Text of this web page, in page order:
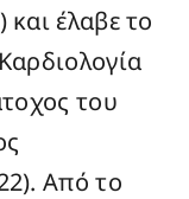
και έλαβε το
του
Από το